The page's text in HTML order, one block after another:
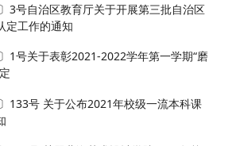
3号自治区教育厅关于开展第三批自治区
定工作的通知
1号关于表彰2021-2022学年第一学期“磨
133号 关于公布2021年校级一流本科课